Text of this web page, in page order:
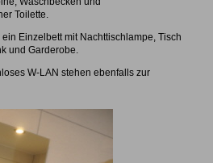
Toilette.
Einzelbett mit Nachttischlampe, Tisch
und Garderobe.
W-LAN stehen ebenfalls zur